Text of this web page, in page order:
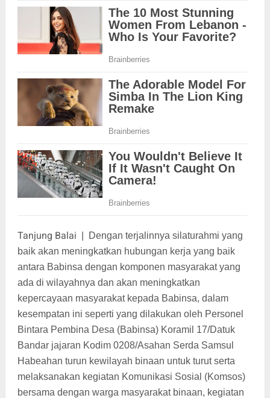
Tanjung Balai
Dengan terjalinnya silaturahmi yang
baik akan meningkatkan hubungan kerja yang baik
antara Babinsa dengan komponen masyarakat yang
ada di wilayahnya dan akan meningkatkan
kepercayaan masyarakat kepada Babinsa, dalam
kesempatan ini seperti yang dilakukan oleh Personel
Bintara Pembina Desa (Babinsa) Koramil 17/Datuk
Bandar jajaran Kodim 0208/Asahan Serda Samsul
Habeahan turun kewilayah binaan untuk turut serta
melaksanakan kegiatan Komunikasi Sosial (Komsos)
bersama dengan warga masyarakat binaan, kegiatan